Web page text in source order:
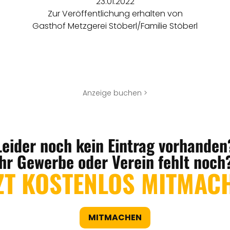
Zur Veröffentlichung erhalten von
Gasthof Metzgerei Stöberl/Familie Stöberl
Anzeige buchen >
noch kein Eintrag
Gewerbe oder Verein fehlt
KOSTENLOS
MITMACHEN